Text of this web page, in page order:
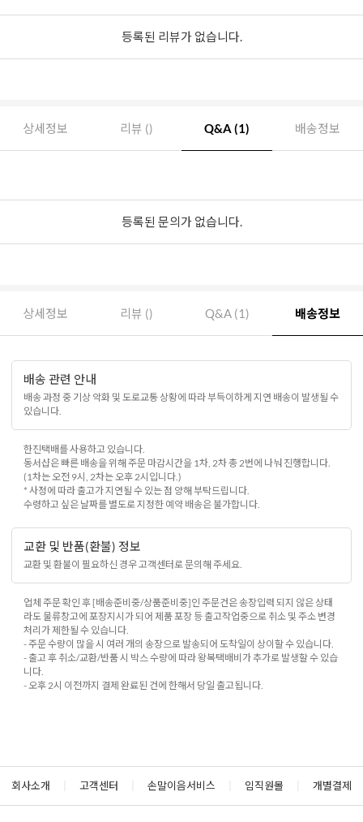
등록된 리뷰가 없습니다.
상세정보 리뷰 () Q&A (1) 배송정보
등록된 문의가 없습니다.
상세정보 리뷰 () Q&A (1) 배송정보
배송 관련 안내
배송 과정 중 기상 악화 및 도로교통 상황에 따라 부득이하게 지연 배송이 발생될 수
있습니다.
한진택배를 사용하고 있습니다.
동서샵은 빠른 배송을 위해 주문 마감시간을 1차, 2차 총 2번에 나눠 진행합니다.
(1차는 오전 9시, 2차는 오후 2시입니다.)
* 사정에 따라 출고가 지연될 수 있는 점 양해 부탁드립니다.
수령하고 싶은 날짜를 별도로 지정한 예약 배송은 불가합니다.
교환 및 반품(환불) 정보
교환 및 환불이 필요하신 경우 고객센터로 문의해 주세요.
업체 주문 확인 후 [배송준비중/상품준비중]인 주문건은 송장입력 되지 않은 상태
라도 물류창고에 포장지시가 되어 제품 포장 등 출고작업중으로 취소 및 주소 변경
처리가 제한될 수 있습니다.
- 주문 수량이 많을 시 여러 개의 송장으로 발송되어 도착일이 상이할 수 있습니다.
- 출고 후 취소/교환/반품 시 박스 수량에 따라 왕복택배비가 추가로 발생할 수 있습
니다.
- 오후 2시 이전까지 결제 완료된 건에 한해서 당일 출고됩니다.
회사소개 고객센터 손말이음서비스 임직원몰 개별결제